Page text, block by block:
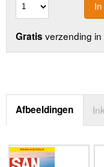
In
Gratis verzending
Afbeeldingen